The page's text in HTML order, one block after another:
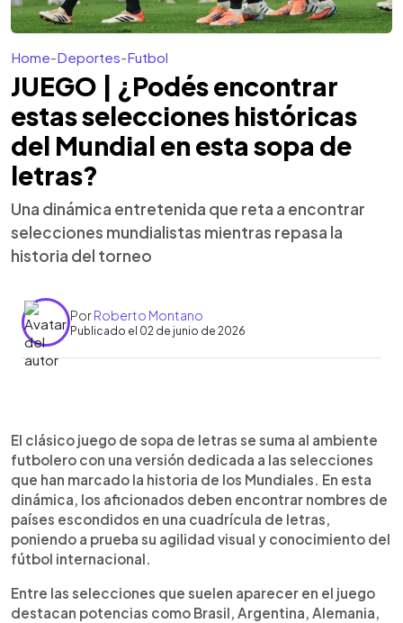
Home-Deportes-Futbol
JUEGO | ¿Podés encontrar
estas selecciones históricas
del Mundial en esta sopa de
letras?
Una dinámica entretenida que reta a encontrar
selecciones mundialistas mientras repasa la
historia del torneo
PorRoberto Montano
Publicado el 02 de junio de 2026
► Escuchar artículo
El clásico juego de sopa de letras se suma al ambiente
futbolero con una versión dedicada a las selecciones
que han marcado la historia de los Mundiales. En esta
dinámica, los aficionados deben encontrar nombres de
países escondidos en una cuadrícula de letras,
poniendo a prueba su agilidad visual y conocimiento del
fútbol internacional.
Entre las selecciones que suelen aparecer en el juego
destacan potencias como Brasil, Argentina, Alemania,